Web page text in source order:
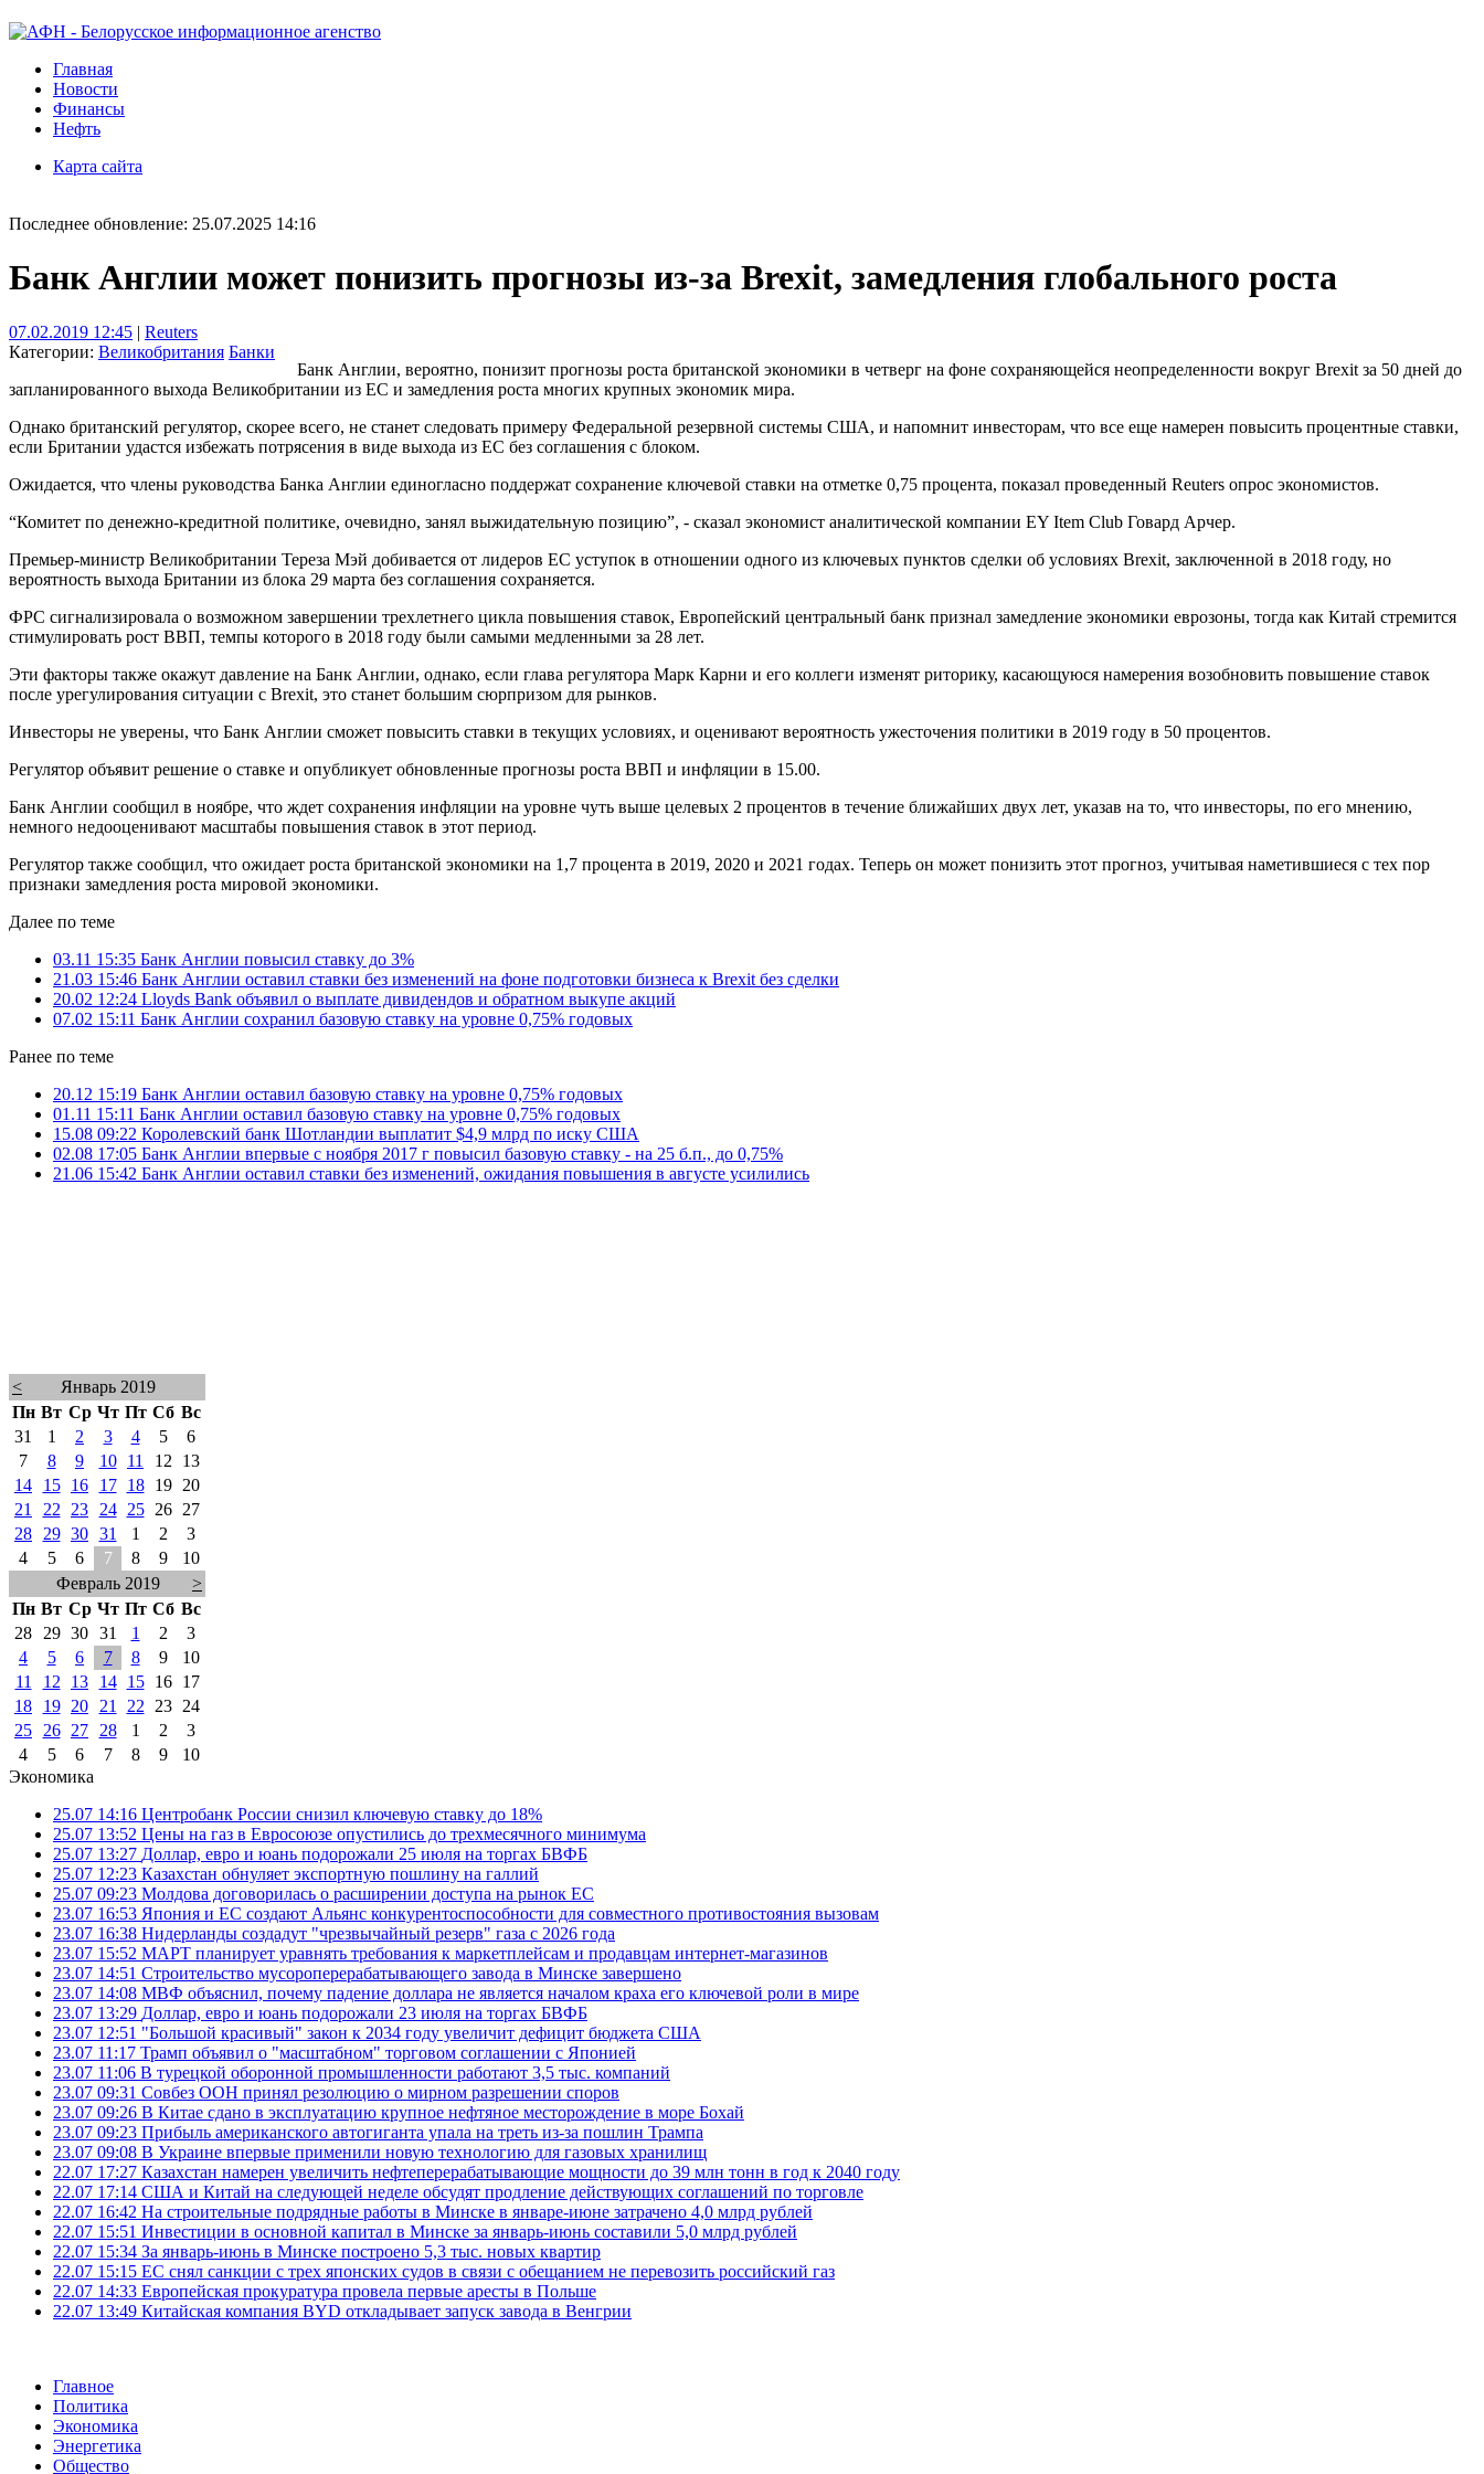
Главная
Новости
Финансы
Нефть
Карта сайта
Последнее обновление: 25.07.2025 14:16
Банк Англии может понизить прогнозы из-за Brexit, замедления глобального роста
07.02.2019 12:45 | Reuters
Категории: Великобритания Банки
Банк Англии, вероятно, понизит прогнозы роста британской экономики в четверг на фоне сохраняющейся неопределенности вокруг Brexit за 50 дней до
запланированного выхода Великобритании из ЕС и замедления роста многих крупных экономик мира.
Однако британский регулятор, скорее всего, не станет следовать примеру Федеральной резервной системы США, и напомнит инвесторам, что все еще намерен повысить процентные ставки,
если Британии удастся избежать потрясения в виде выхода из ЕС без соглашения с блоком.
Ожидается, что члены руководства Банка Англии единогласно поддержат сохранение ключевой ставки на отметке 0,75 процента, показал проведенный Reuters опрос экономистов.
“Комитет по денежно-кредитной политике, очевидно, занял выжидательную позицию”, - сказал экономист аналитической компании EY Item Club Говард Арчер.
Премьер-министр Великобритании Тереза Мэй добивается от лидеров ЕС уступок в отношении одного из ключевых пунктов сделки об условиях Brexit, заключенной в 2018 году, но
вероятность выхода Британии из блока 29 марта без соглашения сохраняется.
ФРС сигнализировала о возможном завершении трехлетнего цикла повышения ставок, Европейский центральный банк признал замедление экономики еврозоны, тогда как Китай стремится
стимулировать рост ВВП, темпы которого в 2018 году были самыми медленными за 28 лет.
Эти факторы также окажут давление на Банк Англии, однако, если глава регулятора Марк Карни и его коллеги изменят риторику, касающуюся намерения возобновить повышение ставок
после урегулирования ситуации с Brexit, это станет большим сюрпризом для рынков.
Инвесторы не уверены, что Банк Англии сможет повысить ставки в текущих условиях, и оценивают вероятность ужесточения политики в 2019 году в 50 процентов.
Регулятор объявит решение о ставке и опубликует обновленные прогнозы роста ВВП и инфляции в 15.00.
Банк Англии сообщил в ноябре, что ждет сохранения инфляции на уровне чуть выше целевых 2 процентов в течение ближайших двух лет, указав на то, что инвесторы, по его мнению,
немного недооценивают масштабы повышения ставок в этот период.
Регулятор также сообщил, что ожидает роста британской экономики на 1,7 процента в 2019, 2020 и 2021 годах. Теперь он может понизить этот прогноз, учитывая наметившиеся с тех пор
признаки замедления роста мировой экономики.
Далее по теме
03.11 15:35 Банк Англии повысил ставку до 3%
21.03 15:46 Банк Англии оставил ставки без изменений на фоне подготовки бизнеса к Brexit без сделки
20.02 12:24 Lloyds Bank объявил о выплате дивидендов и обратном выкупе акций
07.02 15:11 Банк Англии сохранил базовую ставку на уровне 0,75% годовых
Ранее по теме
20.12 15:19 Банк Англии оставил базовую ставку на уровне 0,75% годовых
01.11 15:11 Банк Англии оставил базовую ставку на уровне 0,75% годовых
15.08 09:22 Королевский банк Шотландии выплатит $4,9 млрд по иску США
02.08 17:05 Банк Англии впервые с ноября 2017 г повысил базовую ставку - на 25 б.п., до 0,75%
21.06 15:42 Банк Англии оставил ставки без изменений, ожидания повышения в августе усилились
<
Январь 2019
Пн Вт Ср Чт Пт Сб Вс
31
1 2 3 4 5
6
7
8 9 10 11 12
13
14
15 16 17 18 19
20
21
22 23 24 25 26
27
28
29 30 31 1 2
3
4
5 6 7 8 9
10
Февраль 2019
>
Пн Вт Ср Чт Пт Сб Вс
28
29 30 31 1 2
3
4
5 6 7 8 9
10
11
12 13 14 15 16
17
18
19 20 21 22 23
24
25
26 27 28 1 2
3
4
5 6 7 8 9
10
Экономика
25.07 14:16 Центробанк России снизил ключевую ставку до 18%
25.07 13:52 Цены на газ в Евросоюзе опустились до трехмесячного минимума
25.07 13:27 Доллар, евро и юань подорожали 25 июля на торгах БВФБ
25.07 12:23 Казахстан обнуляет экспортную пошлину на галлий
25.07 09:23 Молдова договорилась о расширении доступа на рынок ЕС
23.07 16:53 Япония и ЕС создают Альянс конкурентоспособности для совместного противостояния вызовам
23.07 16:38 Нидерланды создадут "чрезвычайный резерв" газа с 2026 года
23.07 15:52 МАРТ планирует уравнять требования к маркетплейсам и продавцам интернет-магазинов
23.07 14:51 Строительство мусороперерабатывающего завода в Минске завершено
23.07 14:08 МВФ объяснил, почему падение доллара не является началом краха его ключевой роли в мире
23.07 13:29 Доллар, евро и юань подорожали 23 июля на торгах БВФБ
23.07 12:51 "Большой красивый" закон к 2034 году увеличит дефицит бюджета США
23.07 11:17 Трамп объявил о "масштабном" торговом соглашении с Японией
23.07 11:06 В турецкой оборонной промышленности работают 3,5 тыс. компаний
23.07 09:31 Совбез ООН принял резолюцию о мирном разрешении споров
23.07 09:26 В Китае сдано в эксплуатацию крупное нефтяное месторождение в море Бохай
23.07 09:23 Прибыль американского автогиганта упала на треть из-за пошлин Трампа
23.07 09:08 В Украине впервые применили новую технологию для газовых хранилищ
22.07 17:27 Казахстан намерен увеличить нефтеперерабатывающие мощности до 39 млн тонн в год к 2040 году
22.07 17:14 США и Китай на следующей неделе обсудят продление действующих соглашений по торговле
22.07 16:42 На строительные подрядные работы в Минске в январе-июне затрачено 4,0 млрд рублей
22.07 15:51 Инвестиции в основной капитал в Минске за январь-июнь составили 5,0 млрд рублей
22.07 15:34 За январь-июнь в Минске построено 5,3 тыс. новых квартир
22.07 15:15 ЕС снял санкции с трех японских судов в связи с обещанием не перевозить российский газ
22.07 14:33 Европейская прокуратура провела первые аресты в Польше
22.07 13:49 Китайская компания BYD откладывает запуск завода в Венгрии
Главное
Политика
Экономика
Энергетика
Общество